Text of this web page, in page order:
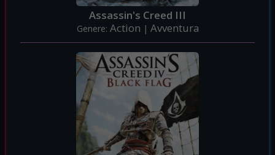
Assassin's Creed III
Genere: Action | Avventura